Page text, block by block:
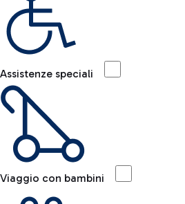
Assistenze speciali
Viaggio con bambini